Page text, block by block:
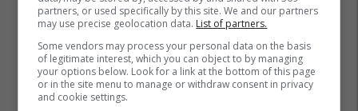
Presidenti I Kosovës Albin Kurti
partners, or used specifically by this site. We and our partners
may use precise geolocation data. List of partners.
Some vendors may process your personal data on the basis
of legitimate interest, which you can object to by managing
your options below. Look for a link at the bottom of this page
or in the site menu to manage or withdraw consent in privacy
and cookie settings.